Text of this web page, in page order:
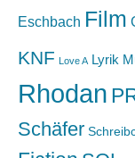
Eschbach Film
KNF Love A Lyrik
Rhodan
Schäfer